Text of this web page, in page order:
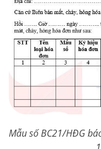
Mẫu số BC21/HĐG